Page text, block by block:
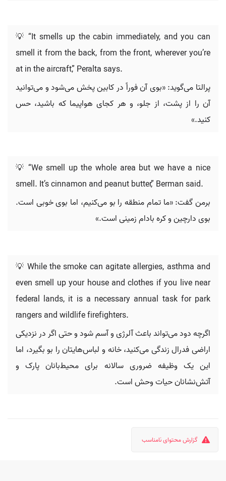
💡 “It smells up the cabin immediately, and you can
smell it from the back, from the front, wherever you’re
at in the aircraft,” Peralta says.
پرالتا می‌گوید: «بوی آن فوراً در کابین پخش می‌شود و می‌توانید
آن را از پشت، از جلو، و هر کجای هواپیما که باشید، حس
کنید.»
💡 “We smell up the whole area but we have a nice
smell. It’s cinnamon and peanut butter,” Berman said.
برمن گفت: «ما تمام منطقه را بو می‌کنیم، اما بوی خوبی است.
بوی دارچین و کره بادام زمینی است.»
💡 While the smoke can agitate allergies, asthma and
even smell up your house and clothes if you live near
federal lands, it is a necessary annual task for park
rangers and wildlife firefighters.
اگرچه دود می‌تواند باعث آلرژی و آسم شود و حتی اگر در نزدیکی
اراضی فدرال زندگی می‌کنید، خانه و لباس‌هایتان را بو بگیرد، اما
این یک وظیفه ضروری سالانه برای محیط‌بانان پارک و
آتش‌نشانان حیات وحش است.
گزارش محتوای نامناسب